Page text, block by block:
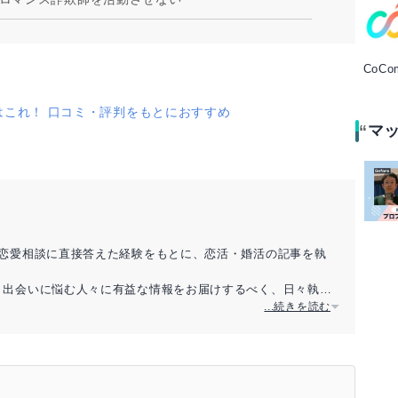
れ！ 口コミ・評判をもとにおすすめ
愛相談に直接答えた経験をもとに、恋活・婚活の記事を執
会いに悩む人々に有益な情報をお届けするべく、日々執筆
...続きを読む
マ